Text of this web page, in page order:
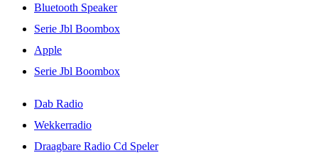
Bluetooth Speaker
Serie Jbl Boombox
Apple
Serie Jbl Boombox
Dab Radio
Wekkerradio
Draagbare Radio Cd Speler